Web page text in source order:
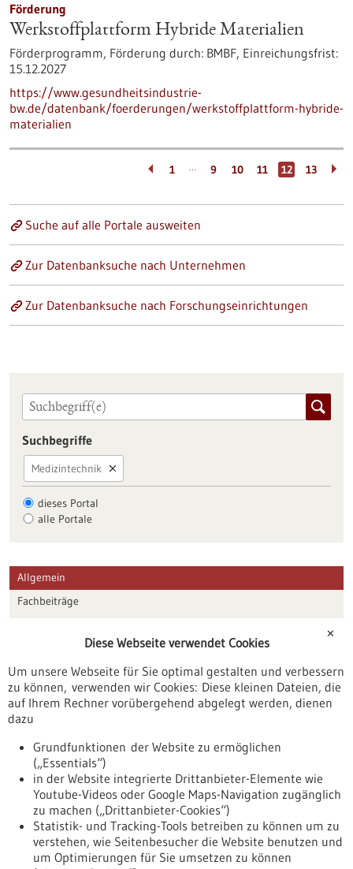
Förderung
Werkstoffplattform Hybride Materialien
Förderprogramm, Förderung durch: BMBF, Einreichungsfrist:
15.12.2027
https://www.gesundheitsindustrie-
bw.de/datenbank/foerderungen/werkstoffplattform-hybride-
materialien
1 … 9 10 11 12 13
Suche auf alle Portale ausweiten
Zur Datenbanksuche nach Unternehmen
Zur Datenbanksuche nach Forschungseinrichtungen
Suchbegriffe
Medizintechnik
dieses Portal
alle Portale
Allgemein
Fachbeiträge
Veranstaltungen
Erscheinungsdatum
Nach oben
✕
Diese Webseite verwendet Cookies
Um unsere Webseite für Sie optimal gestalten und verbessern
zu können, verwenden wir Cookies: Diese kleinen Dateien, die
auf Ihrem Rechner vorübergehend abgelegt werden, dienen
dazu
Grundfunktionen der Website zu ermöglichen
(„Essentials“)
in der Website integrierte Drittanbieter-Elemente wie
Youtube-Videos oder Google Maps-Navigation zugänglich
zu machen („Drittanbieter-Cookies“)
Statistik- und Tracking-Tools betreiben zu können um zu
verstehen, wie Seitenbesucher die Website benutzen und
um Optimierungen für Sie umsetzen zu können